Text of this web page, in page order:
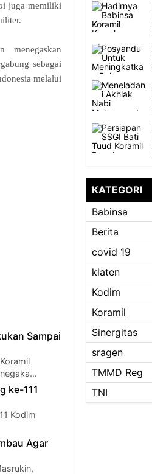
juga memiliki
menegaskan
sebagai
melalui
Sampai
ke-111
Kodim
Agar
KATEGORI
Babinsa
Berita
covid 19
klaten
Kodim
Koramil
Sinergitas
sragen
TMMD Reg
TNI